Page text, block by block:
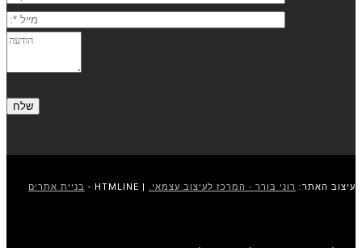
עיצוב האתר: רוני בורר - המרכז לעיצוב עצמאי. | HTMLINE - בניית אתרים